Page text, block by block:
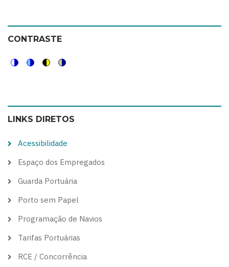
CONTRASTE
color
theme
blue
theme
high
visibility
soft
theme
LINKS DIRETOS
Acessibilidade
Espaço dos Empregados
Guarda Portuária
Porto sem Papel
Programação de Navios
Tarifas Portuárias
RCE / Concorrência